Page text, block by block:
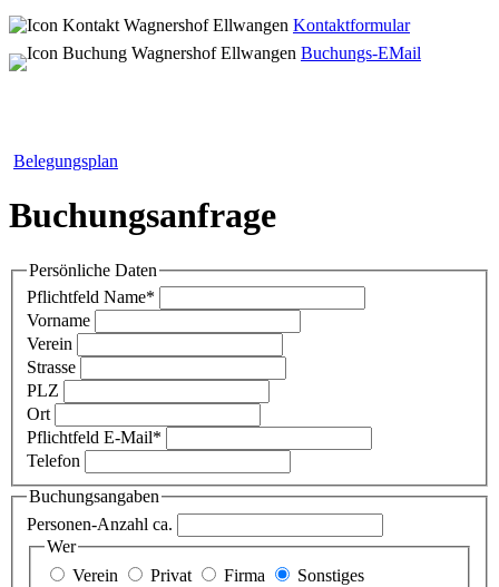
Kontaktformular
Buchungs-EMail
Belegungsplan
Buchungsanfrage
Persönliche Daten
Pflichtfeld Name*
Vorname
Verein
Strasse
PLZ
Ort
Pflichtfeld E-Mail*
Telefon
Buchungsangaben
Personen-Anzahl ca.
Wer
Verein
Privat Firma
Sonstiges